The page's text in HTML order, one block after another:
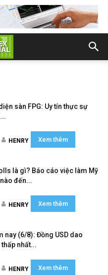
sàn FPG: Uy tín thực sự
HENRY Xem thêm
là gì? Báo cáo việc làm Mỹ
đến...
HENRY Xem thêm
nay (6/8): Đồng USD dao
nhất...
HENRY Xem thêm